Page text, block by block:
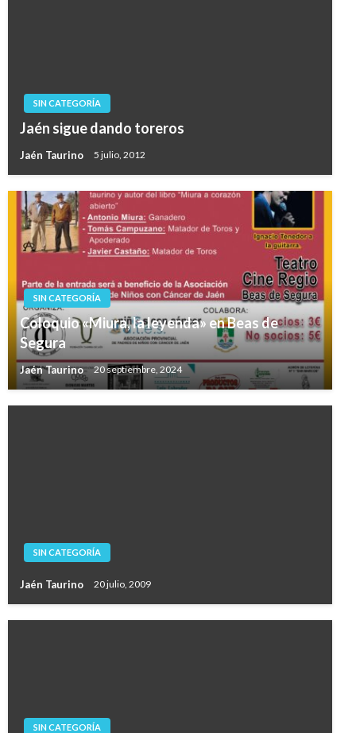
SIN CATEGORÍA
Jaén sigue dando toreros
Jaén Taurino 5 julio, 2012
SIN CATEGORÍA
Coloquio «Miura, la leyenda» en Beas de
Segura
Jaén Taurino 20 septiembre, 2024
SIN CATEGORÍA
Jaén Taurino 20 julio, 2009
SIN CATEGORÍA